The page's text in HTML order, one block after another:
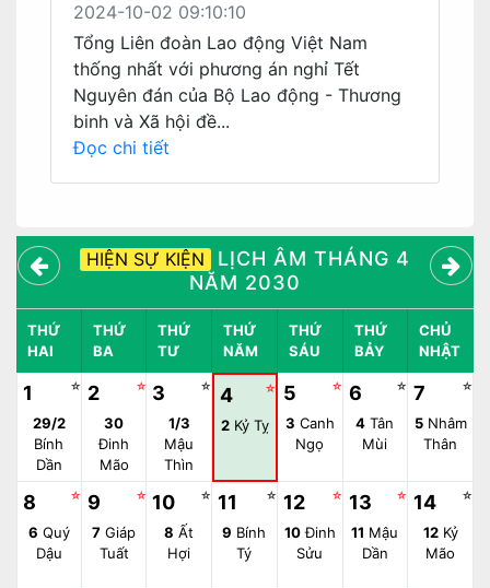
2024-10-02 09:10:10
Tổng Liên đoàn Lao động Việt Nam
thống nhất với phương án nghỉ Tết
Nguyên đán của Bộ Lao động - Thương
binh và Xã hội đề...
Đọc chi tiết
HIỆN SỰ KIỆN
LỊCH ÂM THÁNG 4
NĂM 2030
THỨ
HAI
THỨ
BA
THỨ
TƯ
THỨ
NĂM
THỨ
SÁU
THỨ
BẢY
CHỦ
NHẬT
1 ☆
29/2
Bính
Dần
2 ☆
30
Đinh
Mão
3 ☆
1/3
Mậu
Thìn
4 ☆
2Kỷ Tỵ
5 ☆
3 Canh
Ngọ
6 ☆
4 Tân
Mùi
7 ☆
5Nhâm
Thân
8 ☆
6 Quý
Dậu
9 ☆
7 Giáp
Tuất
10 ☆
8 Ất
Hợi
11 ☆
9 Bính
Tý
12 ☆
10Đinh
Sửu
13 ☆
11 Mậu
Dần
14 ☆
12Kỷ
Mão